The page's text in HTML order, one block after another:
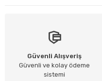
Güvenli Alışveriş
Güvenli ve kolay ödeme
sistemi